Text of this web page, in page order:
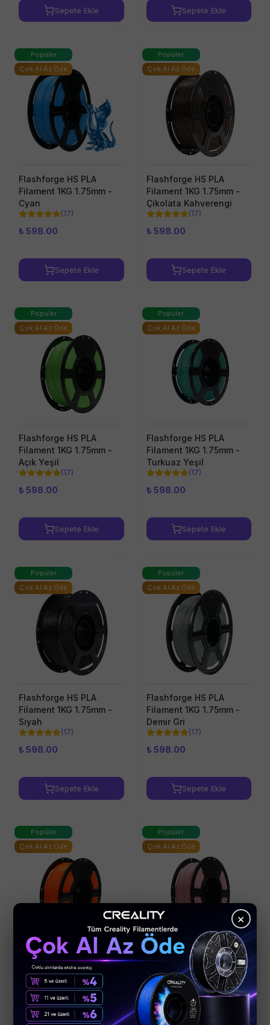
Sepete Ekle Sepete Ekle
Flashforge HS PLA
Filament 1KG 1.75mm -
Cyan
(17)
Popüler
Çok Al Az Öde
₺ 598.00
Sepete Ekle
Flashforge HS PLA
Filament 1KG 1.75mm -
Çikolata Kahverengi
(17)
Popüler
Çok Al Az Öde
₺ 598.00
Sepete Ekle
Flashforge HS PLA
Filament 1KG 1.75mm -
Açık Yeşil
(17)
Popüler
Çok Al Az Öde
₺ 598.00
Sepete Ekle
Flashforge HS PLA
Filament 1KG 1.75mm -
Turkuaz Yeşil
(17)
Popüler
Çok Al Az Öde
₺ 598.00
Sepete Ekle
Flashforge HS PLA
Filament 1KG 1.75mm -
Siyah
(17)
Popüler
Çok Al Az Öde
₺ 598.00
Sepete Ekle
Flashforge HS PLA
Filament 1KG 1.75mm -
Demir Gri
(17)
Popüler
Çok Al Az Öde
₺ 598.00
Sepete Ekle
Flashforge HS PLA
Filament 1KG 1.75mm -
Turuncu
(17)
Popüler
Çok Al Az Öde
₺ 598.00
Flashforge HS PLA
Filament 1KG 1.75mm -
Açık Pembe
17)
Popüler
Çok Al Az Öde
₺ 598.00
×